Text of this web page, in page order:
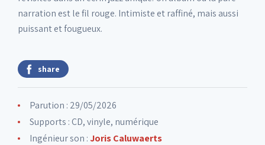
narration est le fil rouge. Intimiste et raffiné, mais aussi
puissant et fougueux.
share
Parution : 29/05/2026
Supports : CD, vinyle, numérique
Ingénieur son :Joris Caluwaerts